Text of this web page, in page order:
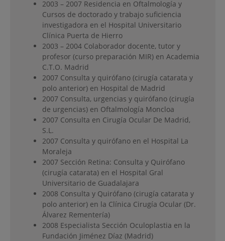
2003 – 2007 Residencia en Oftalmología y
Cursos de doctorado y trabajo suficiencia
investigadora en el Hospital Universitario
Clínica Puerta de Hierro
2003 – 2004 Colaborador docente, tutor y
profesor (curso preparación MIR) en Academia
C.T.O. Madrid
2007 Consulta y quirófano (cirugía catarata y
polo anterior) en Hospital de Madrid
2007 Consulta, urgencias y quirófano (cirugía
de urgencias) en Oftalmología Moncloa
2007 Consulta en Cirugía Ocular De Madrid,
S.L.
2007 Consulta y quirófano en el Hospital La
Moraleja
2007 Sección Retina: Consulta y Quirófano
(cirugía catarata) en el Hospital Gral
Universitario de Guadalajara
2008 Consulta y Quirófano (cirugía catarata y
polo anterior) en la Clínica Cirugía Ocular (Dr.
Álvarez Rementería)
2008 Especialista Sección Oculoplastia en la
Fundación Jiménez Díaz (Madrid)